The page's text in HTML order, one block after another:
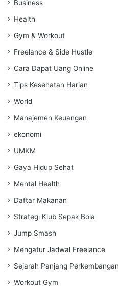
Business
Health
Gym & Workout
Freelance & Side Hustle
Cara Dapat Uang Online
Tips Kesehatan Harian
World
Manajemen Keuangan
ekonomi
UMKM
Gaya Hidup Sehat
Mental Health
Daftar Makanan
Strategi Klub Sepak Bola
Jump Smash
Mengatur Jadwal Freelance
Sejarah Panjang Perkembangan
Workout Gym